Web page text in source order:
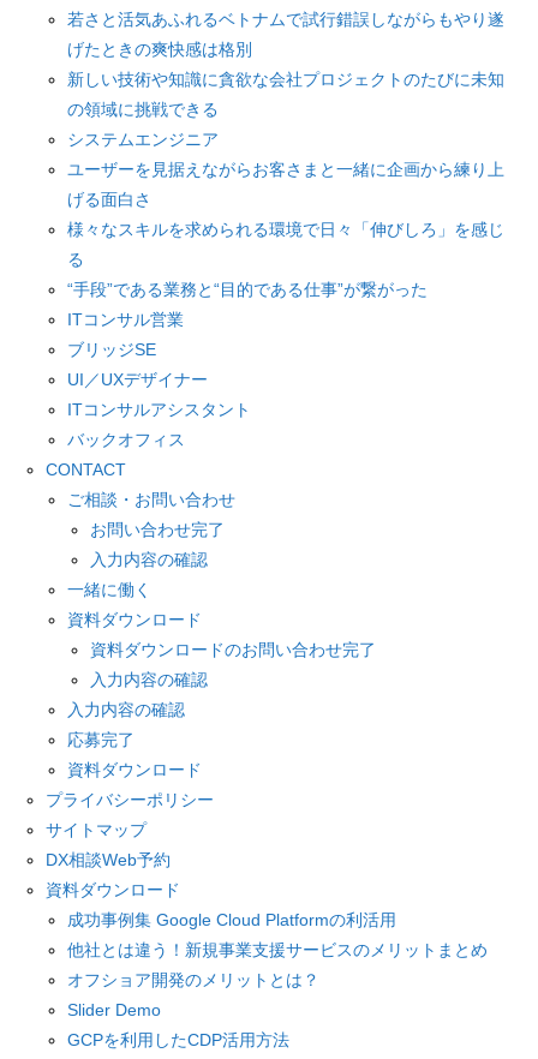
若さと活気あふれるベトナムで試行錯誤しながらもやり遂
げたときの爽快感は格別
新しい技術や知識に貪欲な会社プロジェクトのたびに未知
の領域に挑戦できる
システムエンジニア
ユーザーを見据えながらお客さまと一緒に企画から練り上
げる面白さ
様々なスキルを求められる環境で日々「伸びしろ」を感じ
る
“手段”である業務と“目的である仕事”が繋がった
ITコンサル営業
ブリッジSE
UI／UXデザイナー
ITコンサルアシスタント
バックオフィス
CONTACT
ご相談・お問い合わせ
お問い合わせ完了
入力内容の確認
一緒に働く
資料ダウンロード
資料ダウンロードのお問い合わせ完了
入力内容の確認
入力内容の確認
応募完了
資料ダウンロード
プライバシーポリシー
サイトマップ
DX相談Web予約
資料ダウンロード
成功事例集 Google Cloud Platformの利活用
他社とは違う！新規事業支援サービスのメリットまとめ
オフショア開発のメリットとは？
Slider Demo
GCPを利用したCDP活用方法